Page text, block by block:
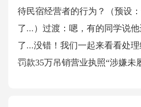
待民宿经营者的行为？（预设
了...）过渡：嗯，有的同学说
了...没错！我们一起来看看处
罚款35万吊销营业执照“涉嫌未